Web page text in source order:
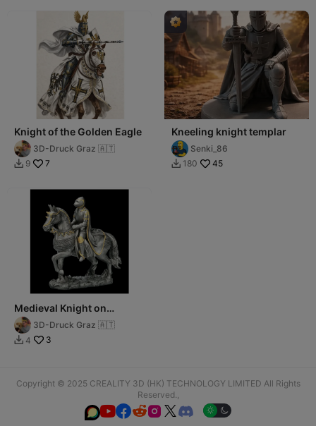
Knight of the Golden Eagle
3D-Druck Graz 🇦🇹
 9 7
Kneeling knight templar
Senki_86
 180 45
Medieval Knight on
Horseback
3D-Druck Graz 🇦🇹
 4 3
Copyright © 2025 CREALITY 3D (HK) TECHNOLOGY LIMITED All Rights
Reserved.,
  